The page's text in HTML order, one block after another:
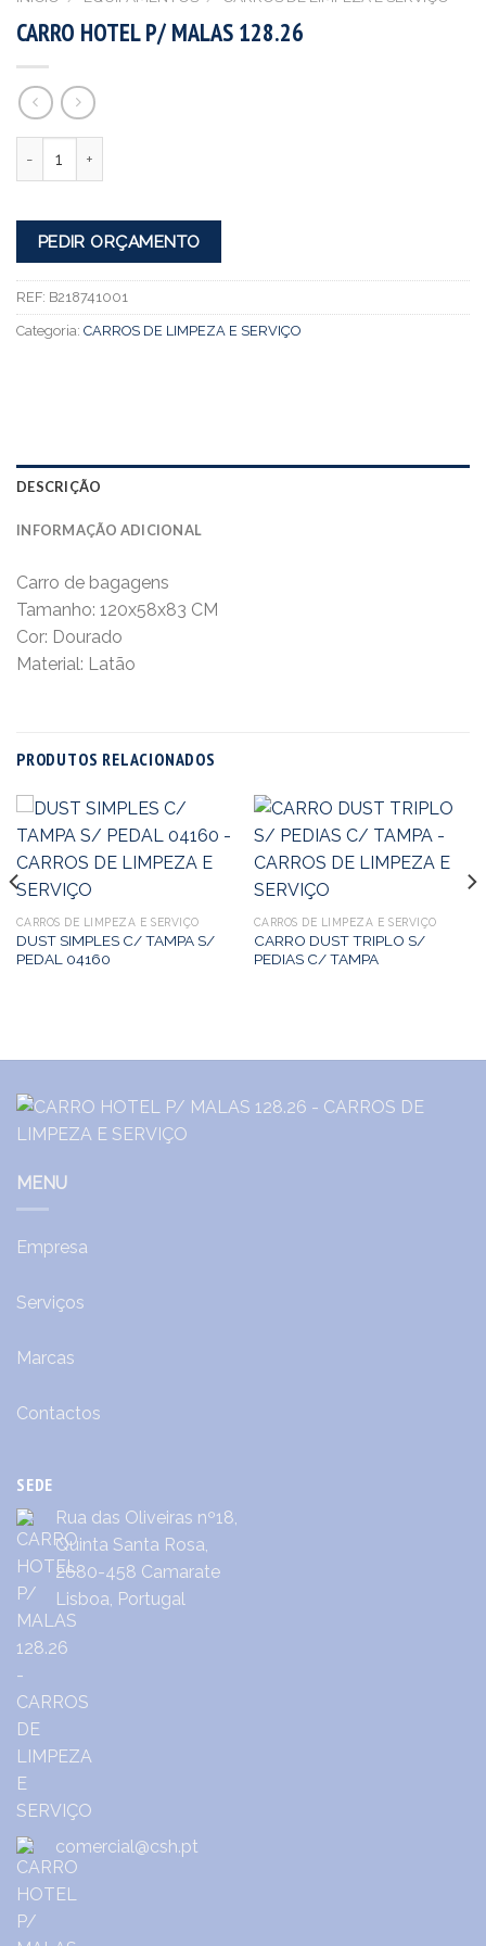
CARRO HOTEL P/ MALAS 128.26
PEDIR ORÇAMENTO
REF: B218741001
Categoria: CARROS DE LIMPEZA E SERVIÇO
DESCRIÇÃO
INFORMAÇÃO ADICIONAL
Carro de bagagens
Tamanho: 120x58x83 CM
Cor: Dourado
Material: Latão
PRODUTOS RELACIONADOS
CARROS DE LIMPEZA E SERVIÇO
DUST SIMPLES C/ TAMPA S/
PEDAL 04160
CARROS DE LIMPEZA E SERVIÇO
CARRO DUST TRIPLO S/
PEDIAS C/ TAMPA
MENU
Empresa
Serviços
Marcas
Contactos
SEDE
Rua das Oliveiras nº18,
Quinta Santa Rosa,
2680-458 Camarate
Lisboa, Portugal
comercial@csh.pt